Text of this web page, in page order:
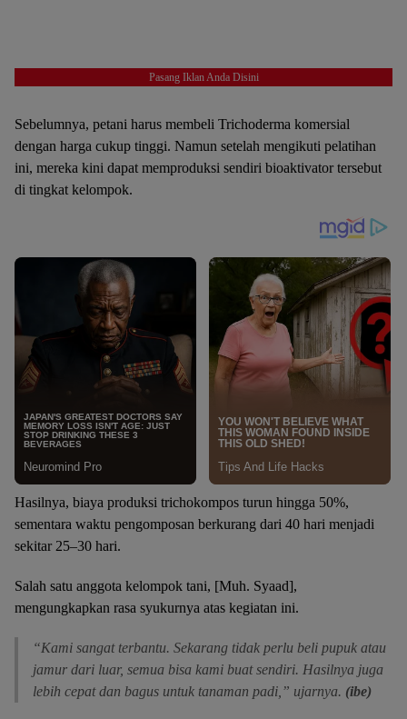
Pasang Iklan Anda Disini
Sebelumnya, petani harus membeli Trichoderma komersial
dengan harga cukup tinggi. Namun setelah mengikuti pelatihan
ini, mereka kini dapat memproduksi sendiri bioaktivator tersebut
di tingkat kelompok.
Hasilnya, biaya produksi trichokompos turun hingga 50%,
sementara waktu pengomposan berkurang dari 40 hari menjadi
sekitar 25–30 hari.
Salah satu anggota kelompok tani, [Muh. Syaad],
mengungkapkan rasa syukurnya atas kegiatan ini.
“Kami sangat terbantu. Sekarang tidak perlu beli pupuk atau
jamur dari luar, semua bisa kami buat sendiri. Hasilnya juga
lebih cepat dan bagus untuk tanaman padi,” ujarnya. (ibe)